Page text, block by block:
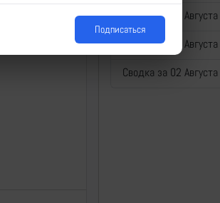
Сводка за 04
Сводка за 03
Сводка за 02
Подписаться